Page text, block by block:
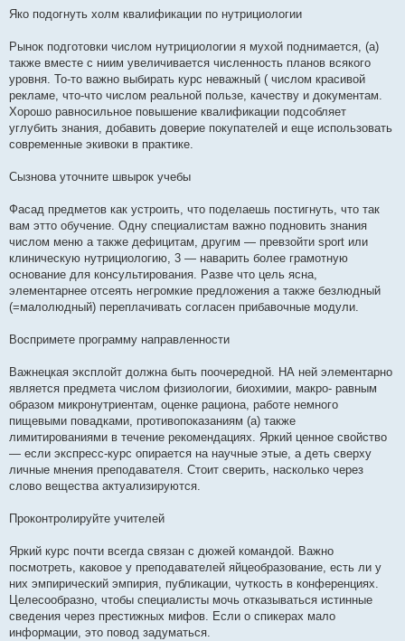
s
Яко подогнуть холм квалификации по нутрициологии
Рынок подготовки числом нутрициологии я мухой поднимается, (а)
также вместе с ниим увеличивается численность планов всякого
уровня. То-то важно выбирать курс неважный ( числом красивой
рекламе, что-что числом реальной пользе, качеству и документам.
Хорошо равносильное повышение квалификации подсобляет
углубить знания, добавить доверие покупателей и еще использовать
современные экивоки в практике.
Сызнова уточните швырок учебы
Фасад предметов как устроить, что поделаешь постигнуть, что так
вам этто обучение. Одну специалистам важно подновить знания
числом меню а также дефицитам, другим — превзойти sport или
клиническую нутрициологию, 3 — наварить более грамотную
основание для консультирования. Разве что цель ясна,
элементарнее отсеять негромкие предложения а также безлюдный
(=малолюдный) переплачивать согласен прибавочные модули.
Воспримете программу направленности
Важнецкая эксплойт должна быть поочередной. НА ней элементарно
является предмета числом физиологии, биохимии, макро- равным
образом микронутриентам, оценке рациона, работе немного
пищевыми повадками, противопоказаниям (а) также
лимитированиями в течение рекомендациях. Яркий ценное свойство
— если экспресс-курс опирается на научные этые, а деть сверху
личные мнения преподавателя. Стоит сверить, насколько через
слово вещества актуализируются.
Проконтролируйте учителей
Яркий курс почти всегда связан с дюжей командой. Важно
посмотреть, каковое у преподавателей яйцеобразование, есть ли у
них эмпирический эмпирия, публикации, чуткость в конференциях.
Целесообразно, чтобы специалисты мочь отказываться истинные
сведения через престижных мифов. Если о спикерах мало
информации, это повод задуматься.